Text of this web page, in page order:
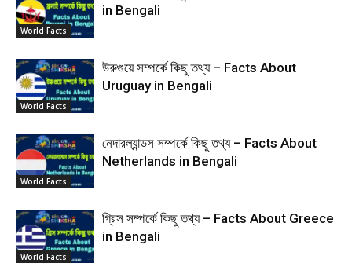
World Facts
in Bengali
World Facts
উরুগুয়ে সম্পর্কে কিছু তথ্য – Facts About
Uruguay in Bengali
World Facts
নেদারল্যান্ডস সম্পর্কে কিছু তথ্য – Facts About
Netherlands in Bengali
World Facts
গ্রিস সম্পর্কে কিছু তথ্য – Facts About Greece
in Bengali